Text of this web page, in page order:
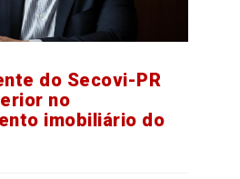
do Secovi-PR
no
imobiliário do